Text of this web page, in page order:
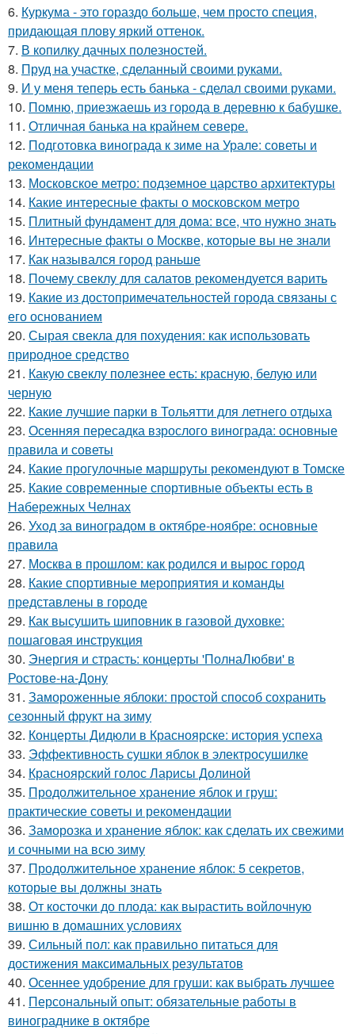
6. Куркума - это гораздо больше, чем просто специя,
придающая плову яркий оттенок.
7. В копилку дачных полезностей.
8. Пруд на участке, сделанный своими руками.
9. И у меня теперь есть банька - сделал своими руками.
10. Помню, приезжаешь из города в деревню к бабушке.
11. Отличная банька на крайнем севере.
12. Подготовка винограда к зиме на Урале: советы и
рекомендации
13. Московское метро: подземное царство архитектуры
14. Какие интересные факты о московском метро
15. Плитный фундамент для дома: все, что нужно знать
16. Интересные факты о Москве, которые вы не знали
17. Как назывался город раньше
18. Почему свеклу для салатов рекомендуется варить
19. Какие из достопримечательностей города связаны с
его основанием
20. Сырая свекла для похудения: как использовать
природное средство
21. Какую свеклу полезнее есть: красную, белую или
черную
22. Какие лучшие парки в Тольятти для летнего отдыха
23. Осенняя пересадка взрослого винограда: основные
правила и советы
24. Какие прогулочные маршруты рекомендуют в Томске
25. Какие современные спортивные объекты есть в
Набережных Челнах
26. Уход за виноградом в октябре-ноябре: основные
правила
27. Москва в прошлом: как родился и вырос город
28. Какие спортивные мероприятия и команды
представлены в городе
29. Как высушить шиповник в газовой духовке:
пошаговая инструкция
30. Энергия и страсть: концерты 'ПолнаЛюбви' в
Ростове-на-Дону
31. Замороженные яблоки: простой способ сохранить
сезонный фрукт на зиму
32. Концерты Дидюли в Красноярске: история успеха
33. Эффективность сушки яблок в электросушилке
34. Красноярский голос Ларисы Долиной
35. Продолжительное хранение яблок и груш:
практические советы и рекомендации
36. Заморозка и хранение яблок: как сделать их свежими
и сочными на всю зиму
37. Продолжительное хранение яблок: 5 секретов,
которые вы должны знать
38. От косточки до плода: как вырастить войлочную
вишню в домашних условиях
39. Сильный пол: как правильно питаться для
достижения максимальных результатов
40. Осеннее удобрение для груши: как выбрать лучшее
41. Персональный опыт: обязательные работы в
винограднике в октябре